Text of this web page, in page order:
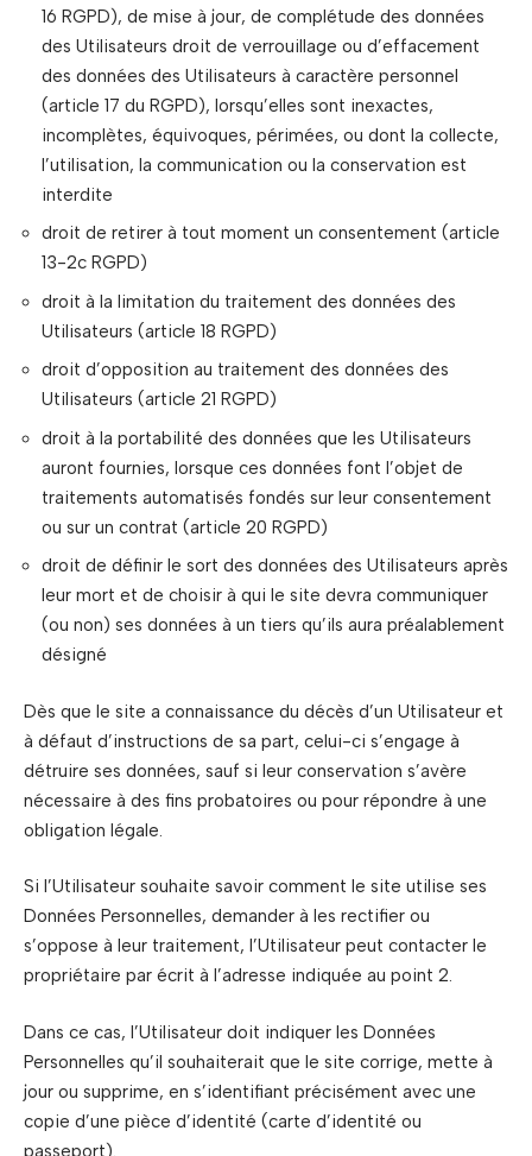
16 RGPD), de mise à jour, de complétude des données
des Utilisateurs droit de verrouillage ou d’effacement
des données des Utilisateurs à caractère personnel
(article 17 du RGPD), lorsqu’elles sont inexactes,
incomplètes, équivoques, périmées, ou dont la collecte,
l’utilisation, la communication ou la conservation est
interdite
droit de retirer à tout moment un consentement (article
13-2c RGPD)
droit à la limitation du traitement des données des
Utilisateurs (article 18 RGPD)
droit d’opposition au traitement des données des
Utilisateurs (article 21 RGPD)
droit à la portabilité des données que les Utilisateurs
auront fournies, lorsque ces données font l’objet de
traitements automatisés fondés sur leur consentement
ou sur un contrat (article 20 RGPD)
droit de définir le sort des données des Utilisateurs après
leur mort et de choisir à qui le site devra communiquer
(ou non) ses données à un tiers qu’ils aura préalablement
désigné
Dès que le site a connaissance du décès d’un Utilisateur et
à défaut d’instructions de sa part, celui-ci s’engage à
détruire ses données, sauf si leur conservation s’avère
nécessaire à des fins probatoires ou pour répondre à une
obligation légale.
Si l’Utilisateur souhaite savoir comment le site utilise ses
Données Personnelles, demander à les rectifier ou
s’oppose à leur traitement, l’Utilisateur peut contacter le
propriétaire par écrit à l’adresse indiquée au point 2.
Dans ce cas, l’Utilisateur doit indiquer les Données
Personnelles qu’il souhaiterait que le site corrige, mette à
jour ou supprime, en s’identifiant précisément avec une
copie d’une pièce d’identité (carte d’identité ou
passeport).